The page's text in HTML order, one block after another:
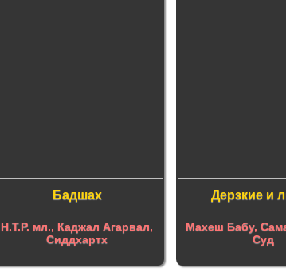
Бадшах
Н.Т.Р. мл.,Каджал Агарвал,
Сиддхартх
Дерзкие и
Махеш Бабу,
Суд